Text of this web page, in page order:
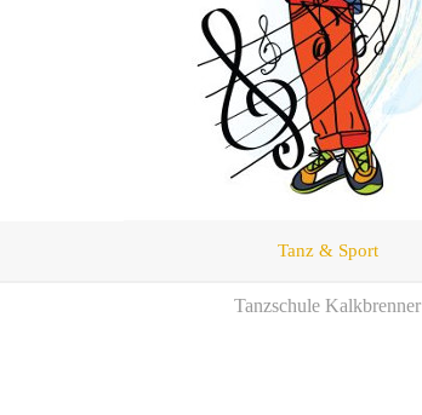
Tanz & Sport
Tanzschule Kalkbrenner